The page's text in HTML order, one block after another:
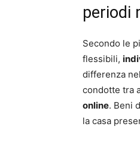
periodi
Secondo le
flessibili,
differenza
condotte tra
online. Beni
la casa